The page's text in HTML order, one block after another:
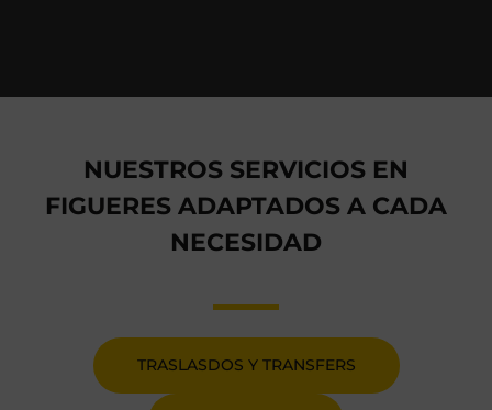
NUESTROS SERVICIOS EN
FIGUERES ADAPTADOS A CADA
NECESIDAD
TRASLASDOS Y TRANSFERS